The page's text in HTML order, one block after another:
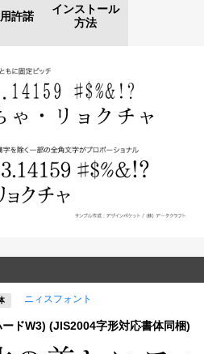
許諾
インストール
方法
ニィスフォント
ドW3) (JIS2004字形対応書体同梱)